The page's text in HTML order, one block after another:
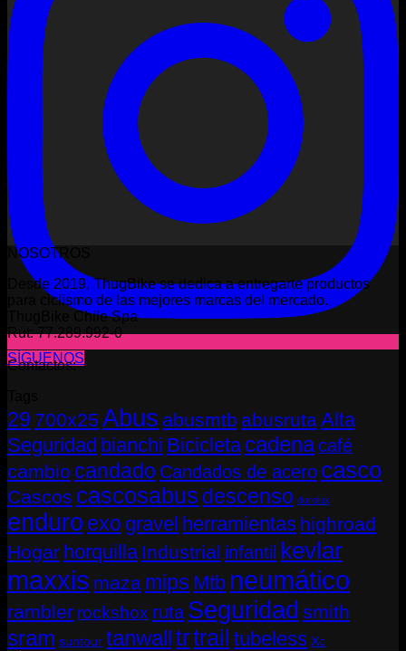
SÍGUENOS
NOSOTROS
Desde 2019, ThugBike se dedica a entregarte productos
para ciclismo de las mejores marcas del mercado.
ThugBike Chile Spa
Rut: 77.289.992-0
Contactos:
29 700x25 Abus abusmtb abusrutaAlta
Seguridad bianchi Bicicleta cadenacafé
cambio candado Candados de acero casco
Cascos cascosabus descenso durolux
enduro exo gravel herramientas highroad
Hogar horquilla Industrial infantil kevlar
maxxis maza mips Mtb neumático
rambler rockshox ruta Seguridad smith
sram suntour tanwalltrtrail tubeless Xc